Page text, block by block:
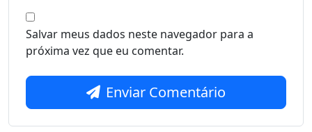
Salvar meus dados neste navegador para a
próxima vez que eu comentar.
Enviar Comentário